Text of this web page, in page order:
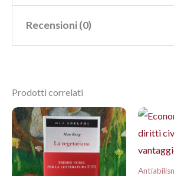
Recensioni (0)
Recensisci per primo
“Decostruzione
Percorsi di
individuale e
Prodotti correlati